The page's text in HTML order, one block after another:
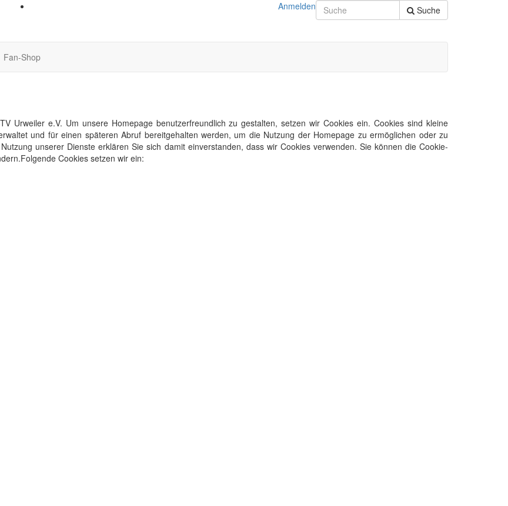
Suche
Anmelden
Fan-Shop
Urweiler e.V. Um unsere Homepage benutzerfreundlich zu gestalten, setzen wir Cookies ein. Cookies sind kleine
und für einen späteren Abruf bereitgehalten werden, um die Nutzung der Homepage zu ermöglichen oder zu
unserer Dienste erklären Sie sich damit einverstanden, dass wir Cookies verwenden. Sie können die Cookie-
Cookies setzen wir ein: